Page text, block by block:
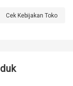
Cek Kebijakan Toko